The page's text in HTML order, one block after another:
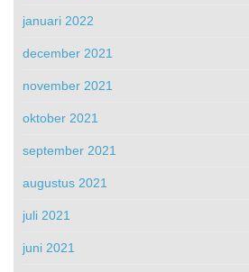
januari 2022
december 2021
november 2021
oktober 2021
september 2021
augustus 2021
juli 2021
juni 2021